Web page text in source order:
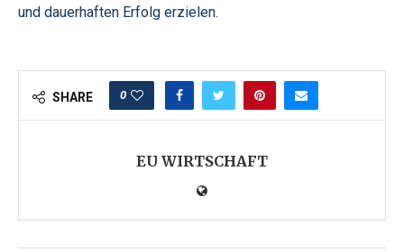
und dauerhaften Erfolg erzielen.
SHARE 0
EU WIRTSCHAFT